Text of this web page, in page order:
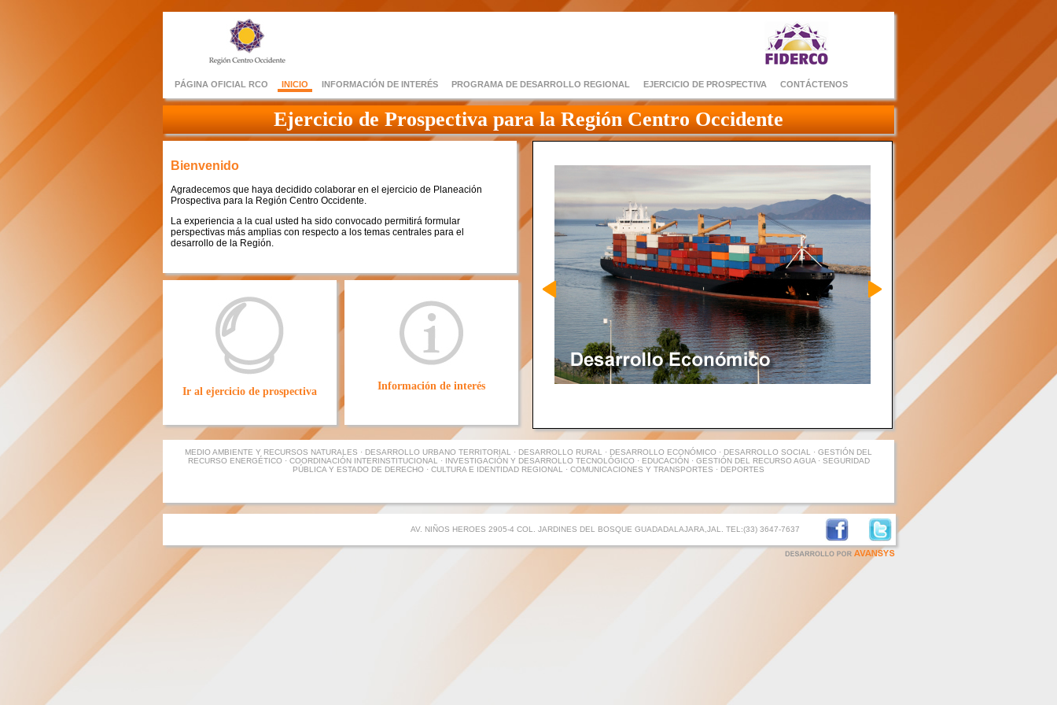
PÁGINA OFICIAL RCO INICIO INFORMACIÓN DE INTERÉS PROGRAMA DE DESARROLLO REGIONAL EJERCICIO DE PROSPECTIVA CONTÁCTENOS
Ejercicio de Prospectiva para la Región Centro Occidente
Bienvenido
Agradecemos que haya decidido colaborar en el ejercicio de Planeación
Prospectiva para la Región Centro Occidente.
La experiencia a la cual usted ha sido convocado permitirá formular
perspectivas más amplias con respecto a los temas centrales para el
desarrollo de la Región.
Ir al ejercicio de prospectiva Información de interés
MEDIO AMBIENTE Y RECURSOS NATURALES · DESARROLLO URBANO TERRITORIAL · DESARROLLO RURAL · DESARROLLO ECONÓMICO · DESARROLLO SOCIAL · GESTIÓN DEL
RECURSO ENERGÉTICO · COORDINACIÓN INTERINSTITUCIONAL · INVESTIGACIÓN Y DESARROLLO TECNOLÓGICO · EDUCACIÓN · GESTIÓN DEL RECURSO AGUA · SEGURIDAD
PÚBLICA Y ESTADO DE DERECHO · CULTURA E IDENTIDAD REGIONAL · COMUNICACIONES Y TRANSPORTES · DEPORTES
AV. NIÑOS HEROES 2905-4 COL. JARDINES DEL BOSQUE GUADADALAJARA,JAL. TEL:(33) 3647-7637